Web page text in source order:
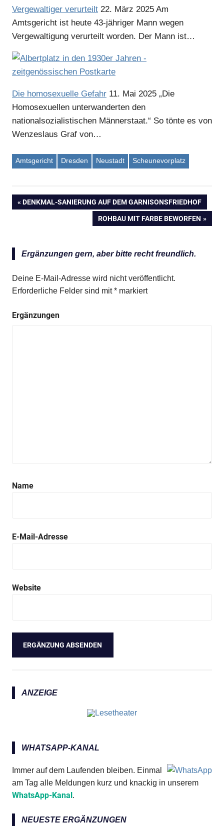
Anzeige
Vergewaltiger verurteilt 22. März 2025 Am
Amtsgericht ist heute 43-jähriger Mann wegen
Vergewaltigung verurteilt worden. Der Mann ist…
Die homosexuelle Gefahr 11. Mai 2025 „Die
Homosexuellen unterwanderten den
nationalsozialistischen Männerstaat.“ So tönte es von
Wenzeslaus Graf von…
Amtsgericht Dresden Neustadt Scheunevorplatz
Beitragsnavigation
VORHERIGER
DENKMAL-SANIERUNG AUF DEM GARNISONSFRIEDHOF
NÄCHSTER
ROHBAU MIT FARBE BEWORFEN
Ergänzungen gern, aber bitte recht freundlich.
Deine E-Mail-Adresse wird nicht veröffentlicht.
Erforderliche Felder sind mit* markiert
Ergänzungen
Name
E-Mail-Adresse
Website
ANZEIGE
WHATSAPP-KANAL
Immer auf dem Laufenden bleiben. Einmal
am Tag alle Meldungen kurz und knackig in unserem
WhatsApp-Kanal.
NEUESTE ERGÄNZUNGEN